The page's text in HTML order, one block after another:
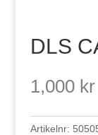
DLS
1,000 kr
Artikelnr: